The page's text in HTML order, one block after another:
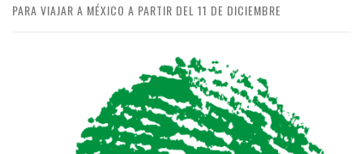
PARA VIAJAR A MÉXICO A PARTIR DEL 11 DE DICIEMBRE